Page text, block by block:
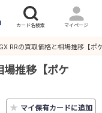
RRの買取価格と相場推移【ポ
場推移【ポケ
★ マイ保有カードに追加